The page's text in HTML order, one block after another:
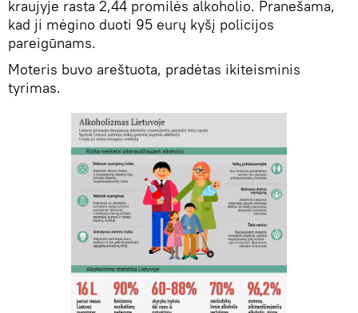
kraujyje rasta 2,44 promilės alkoholio. Pranešama,
kad ji mėgino duoti 95 eurų kyšį policijos
pareigūnams.
Moteris buvo areštuota, pradėtas ikiteisminis
tyrimas.